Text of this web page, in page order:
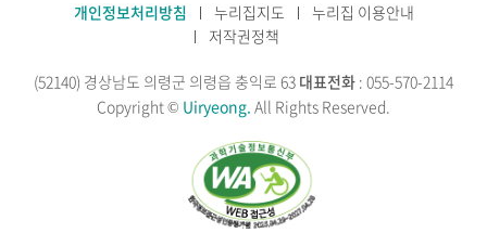
개인정보처리방침 누리집지도
누리집 이용안내
저작권정책
(52140) 경상남도 의령군 의령읍 충익로 63 대표전화 : 055-570-2114
Copyright © Uiryeong. All Rights Reserved.